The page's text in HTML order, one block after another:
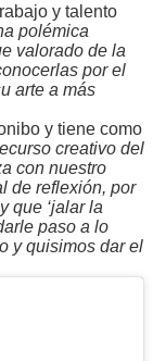
y talento
polémica
valorado de la
por el
arte a más
y tiene como
creativo del
con nuestro
de reflexión, por
que ‘jalar la
paso a lo
y quisimos dar el